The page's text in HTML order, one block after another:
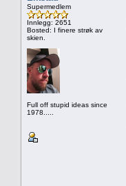
Supermedlem
Innlegg: 2651
Bosted: I finere strøk av
skien.
Full off stupid ideas since
1978.....